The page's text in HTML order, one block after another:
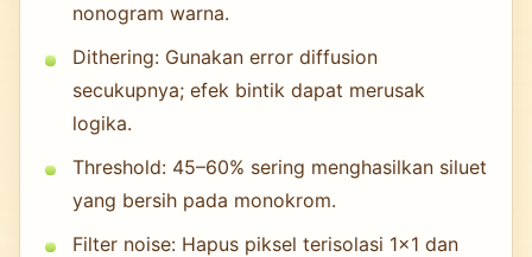
nonogram warna.
Dithering: Gunakan error diffusion
secukupnya; efek bintik dapat merusak
logika.
Threshold: 45–60% sering menghasilkan siluet
yang bersih pada monokrom.
Filter noise: Hapus piksel terisolasi 1×1 dan